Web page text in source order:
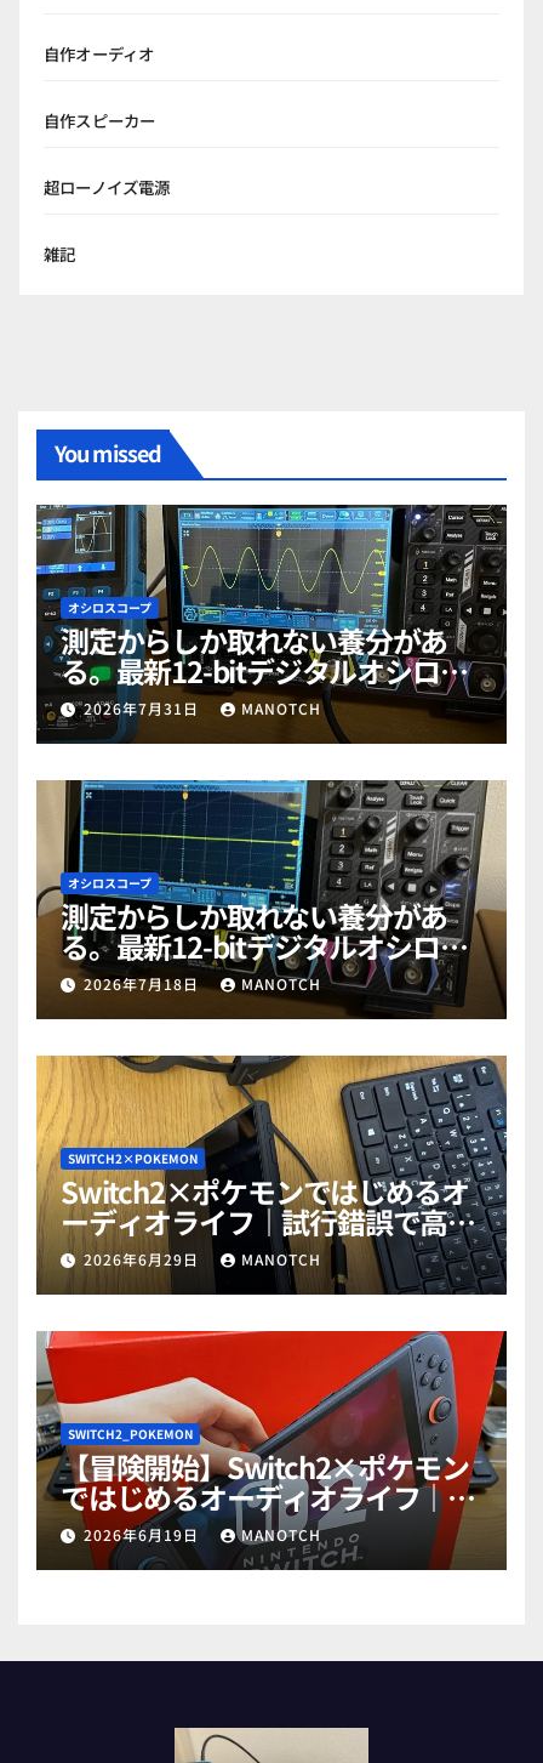
自作オーディオ
自作スピーカー
超ローノイズ電源
雑記
You missed
オシロスコープ
測定からしか取れない養分があ
る。最新12-bitデジタルオシロス
コープ「RIGOL MHO984」で勉強
だぜ！part2
2026年7月31日 MANOTCH
オシロスコープ
測定からしか取れない養分があ
る。最新12-bitデジタルオシロス
コープ「RIGOL MHO984」で勉強
だぜ！part1
2026年7月18日 MANOTCH
SWITCH2×POKEMON
Switch2×ポケモンではじめるオ
ーディオライフ｜試行錯誤で高音
質ゲットだぜ！part2
2026年6月29日 MANOTCH
SWITCH2_POKEMON
【冒険開始】Switch2×ポケモン
ではじめるオーディオライフ｜試
行錯誤で高音質ゲットだぜ！
part1
2026年6月19日 MANOTCH